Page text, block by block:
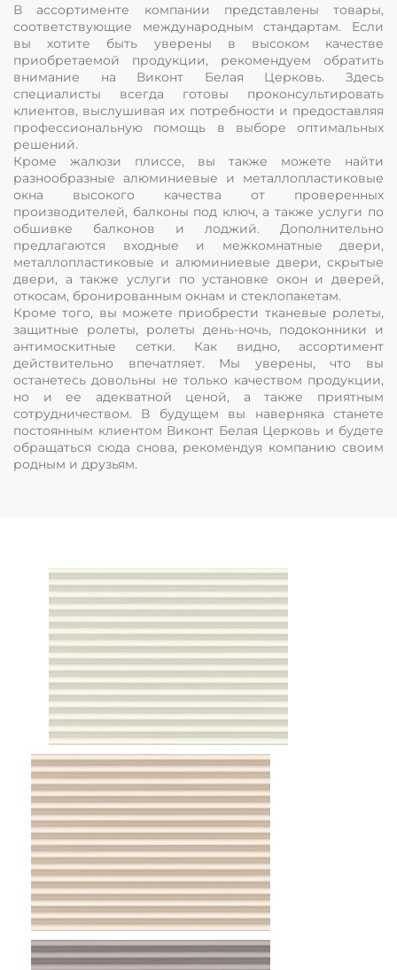
В ассортименте компании представлены товары,
соответствующие международным стандартам. Если
вы хотите быть уверены в высоком качестве
приобретаемой продукции, рекомендуем обратить
внимание на Виконт Белая Церковь. Здесь
специалисты всегда готовы проконсультировать
клиентов, выслушивая их потребности и предоставляя
профессиональную помощь в выборе оптимальных
решений.
Кроме жалюзи плиссе, вы также можете найти
разнообразные алюминиевые и металлопластиковые
окна высокого качества от проверенных
производителей, балконы под ключ, а также услуги по
обшивке балконов и лоджий. Дополнительно
предлагаются входные и межкомнатные двери,
металлопластиковые и алюминиевые двери, скрытые
двери, а также услуги по установке окон и дверей,
откосам, бронированным окнам и стеклопакетам.
Кроме того, вы можете приобрести тканевые ролеты,
защитные ролеты, ролеты день-ночь, подоконники и
антимоскитные сетки. Как видно, ассортимент
действительно впечатляет. Мы уверены, что вы
останетесь довольны не только качеством продукции,
но и ее адекватной ценой, а также приятным
сотрудничеством. В будущем вы наверняка станете
постоянным клиентом Виконт Белая Церковь и будете
обращаться сюда снова, рекомендуя компанию своим
родным и друзьям.